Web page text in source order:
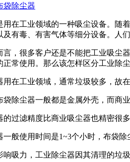
袋除尘器
在工业领域的一种吸尘设备。随
及有毒、有害气体等细分设备。人
言，很多客户还是不能把工业吸尘
正常使用。那么该怎样区分工业除
在工业领域，通常垃圾较多，故
除尘器一般都是金属外壳，而商
过滤精度比商业吸尘器也精密很
般使用时间是1~3个小时，布袋除
响吸力，工业除尘器因其清理的垃